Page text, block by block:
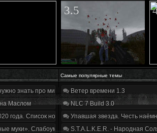
3.5
Самые популярные темы
знать про мир, геймплей и сюжет | Разбор
Маслом
года. Список нововведений
муки». Слабоумие и отвага
Ветер времени 1.3
NLC 7 Build 3.0
Упавшая звезда. Честь
S.T.A.L.K.E.R. - Народная